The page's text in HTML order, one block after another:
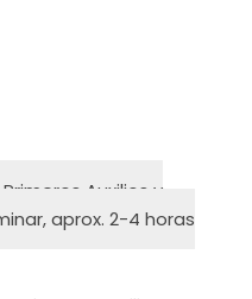
Auxilios y
aprox. 2-4 horas